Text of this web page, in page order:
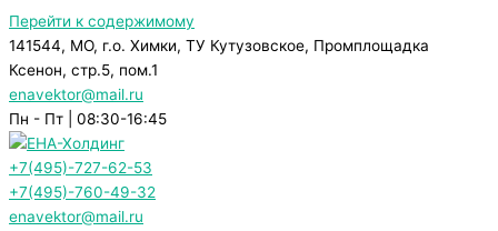
Перейти к содержимому
141544, МО, г.о. Химки, ТУ Кутузовское, Промплощадка
Ксенон, стр.5, пом.1
enavektor@mail.ru
Пн - Пт | 08:30-16:45
+7(495)-727-62-53
+7(495)-760-49-32
enavektor@mail.ru